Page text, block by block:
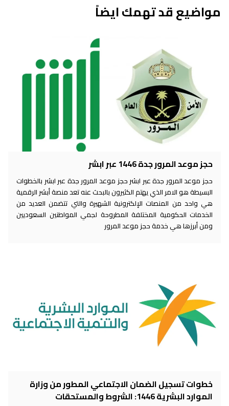
مواضيع قد تهمك ايضاً
حجز موعد المرور جدة 1446 عبر ابشر
حجز موعد المرور جدة عبر ابشر حجز موعد المرور جدة عبر ابشر بالخطوات
البسيطة هو الامر الذي يهتم الكثيرون بالبحث عنه تعد منصة أبشر الرقمية
هي واحد من المنصات الإلكترونية الشهيرة والتي تتضمن العديد من
الخدمات الحكومية المختلفة المطروحة لجمي المواطنين السعوديين
ومن أبرزها هي خدمة حجز موعد المرور
خطوات تسجيل الضمان الاجتماعي المطور من وزارة
الموارد البشرية 1446: الشروط والمستحقات